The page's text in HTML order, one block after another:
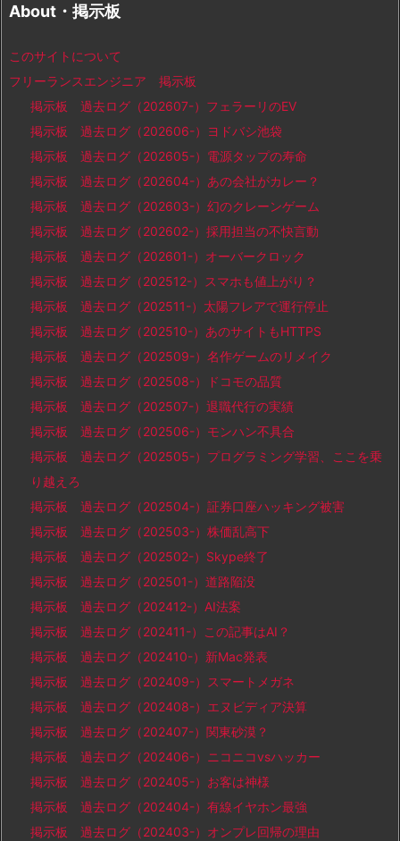
About・掲示板
このサイトについて
フリーランスエンジニア 掲示板
掲示板 過去ログ（202607-）フェラーリのEV
掲示板 過去ログ（202606-）ヨドバシ池袋
掲示板 過去ログ（202605-）電源タップの寿命
掲示板 過去ログ（202604-）あの会社がカレー？
掲示板 過去ログ（202603-）幻のクレーンゲーム
掲示板 過去ログ（202602-）採用担当の不快言動
掲示板 過去ログ（202601-）オーバークロック
掲示板 過去ログ（202512-）スマホも値上がり？
掲示板 過去ログ（202511-）太陽フレアで運行停止
掲示板 過去ログ（202510-）あのサイトもHTTPS
掲示板 過去ログ（202509-）名作ゲームのリメイク
掲示板 過去ログ（202508-）ドコモの品質
掲示板 過去ログ（202507-）退職代行の実績
掲示板 過去ログ（202506-）モンハン不具合
掲示板 過去ログ（202505-）プログラミング学習、ここを乗
り越えろ
掲示板 過去ログ（202504-）証券口座ハッキング被害
掲示板 過去ログ（202503-）株価乱高下
掲示板 過去ログ（202502-）Skype終了
掲示板 過去ログ（202501-）道路陥没
掲示板 過去ログ（202412-）AI法案
掲示板 過去ログ（202411-）この記事はAI？
掲示板 過去ログ（202410-）新Mac発表
掲示板 過去ログ（202409-）スマートメガネ
掲示板 過去ログ（202408-）エヌビディア決算
掲示板 過去ログ（202407-）関東砂漠？
掲示板 過去ログ（202406-）ニコニコvsハッカー
掲示板 過去ログ（202405-）お客は神様
掲示板 過去ログ（202404-）有線イヤホン最強
掲示板 過去ログ（202403-）オンプレ回帰の理由